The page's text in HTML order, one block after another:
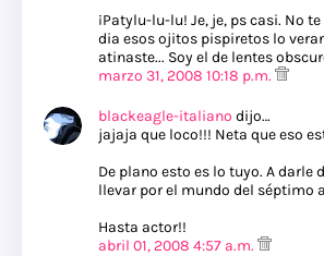
¡Patylu-lu-lu! Je, je, ps casi. No
dia esos ojitos pispiretos lo
atinaste... Soy el de lentes
marzo 31, 2008 10:18 p.m.
blackeagle-italiano dijo…
jajaja que loco!!! Neta que eso
De plano esto es lo tuyo. A darle
llevar por el mundo del séptimo
Hasta actor!!
abril 01, 2008 4:57 a.m.